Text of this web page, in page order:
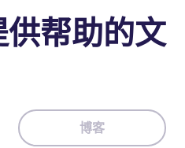
帮助的文
博客